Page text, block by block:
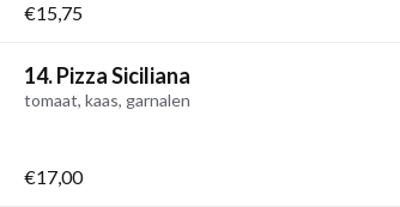
€15,75
14. Pizza Siciliana
tomaat, kaas, garnalen
€17,00